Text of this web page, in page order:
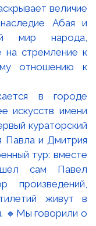
величие
Абая и
мир народа,
на стремление к
отношению к